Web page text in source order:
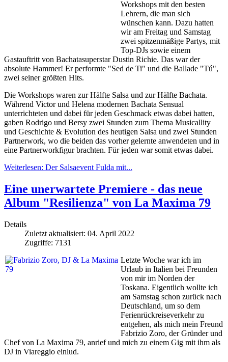
Workshops mit den besten
Lehrern, die man sich
wünschen kann. Dazu hatten
wir am Freitag und Samstag
zwei spitzenmäßige Partys, mit
Top-DJs sowie einem
Gastauftritt von Bachatasuperstar Dustin Richie. Das war der
absolute Hammer! Er performte "Sed de Ti" und die Ballade "Tú",
zwei seiner größten Hits.
Die Workshops waren zur Hälfte Salsa und zur Hälfte Bachata.
Während Victor und Helena modernen Bachata Sensual
unterrichteten und dabei für jeden Geschmack etwas dabei hatten,
gaben Rodrigo und Bersy zwei Stunden zum Thema Musicallity
und Geschichte & Evolution des heutigen Salsa und zwei Stunden
Partnerwork, wo die beiden das vorher gelernte anwendeten und in
eine Partnerworkfigur brachten. Für jeden war somit etwas dabei.
Weiterlesen: Der Salsaevent Fulda mit...
Eine unerwartete Premiere - das neue
Album "Resilienza" von La Maxima 79
Details
Zuletzt aktualisiert: 04. April 2022
Zugriffe: 7131
Letzte Woche war ich im
Urlaub in Italien bei Freunden
von mir im Norden der
Toskana. Eigentlich wollte ich
am Samstag schon zurück nach
Deutschland, um so dem
Ferienrückreiseverkehr zu
entgehen, als mich mein Freund
Fabrizio Zoro, der Gründer und
Chef von La Maxima 79, anrief und mich zu einem Gig mit ihm als
DJ in Viareggio einlud.